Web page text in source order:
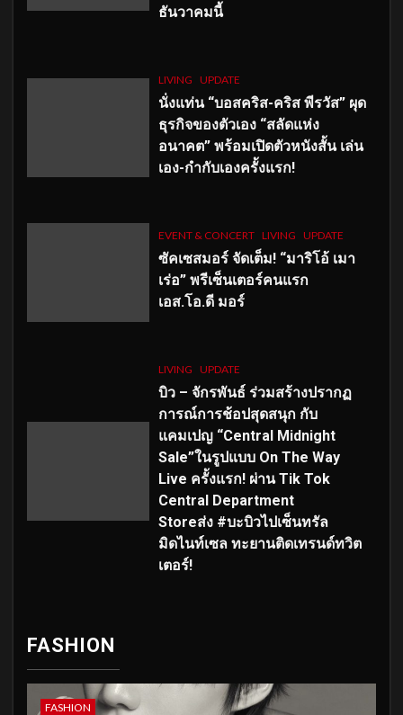
ธันวาคมนี้
LIVING UPDATE
นั่งแท่น “บอสคริส-คริส พีรวัส” ผุด
ธุรกิจของตัวเอง “สลัดแห่ง
อนาคต” พร้อมเปิดตัวหนังสั้น เล่น
เอง-กำกับเองครั้งแรก!
EVENT & CONCERT LIVING UPDATE
ซัคเซสมอร์ จัดเต็ม! “มาริโอ้ เมา
เร่อ” พรีเซ็นเตอร์คนแรก
เอส.โอ.ดี มอร์
LIVING UPDATE
บิว – จักรพันธ์ ร่วมสร้างปรากฏ
การณ์การช้อปสุดสนุก กับ
แคมเปญ “Central Midnight
Sale”ในรูปแบบ On The Way
Live ครั้งแรก! ผ่าน Tik Tok
Central Department
Storeส่ง #บะบิวไปเซ็นทรัล
มิดไนท์เซล ทะยานติดเทรนด์ทวิต
เตอร์!
FASHION
FASHION